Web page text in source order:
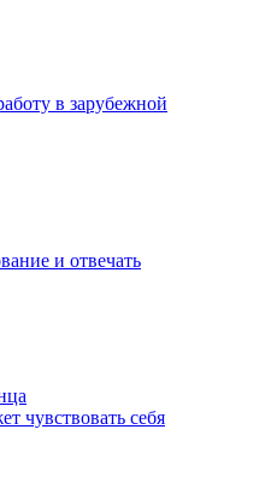
в зарубежной
и отвечать
чувствовать себя